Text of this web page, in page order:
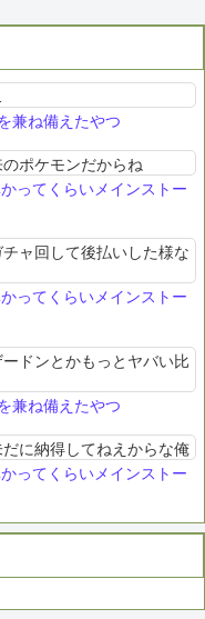
兼ね備えたやつ
ポケモンだからね
ってくらいメインストー
ャ回して後払いした様な
ってくらいメインストー
ドンとかもっとヤバい比
兼ね備えたやつ
に納得してねえからな俺
ってくらいメインストー